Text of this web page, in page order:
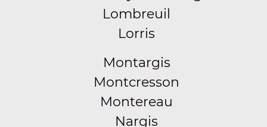
Lombreuil
Lorris
Montargis
Montcresson
Montereau
Nargis